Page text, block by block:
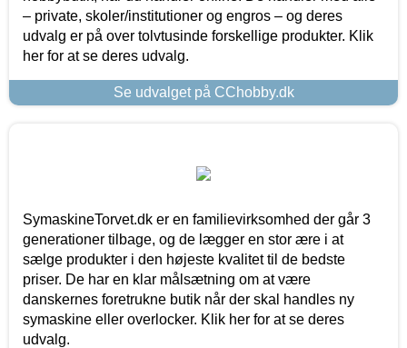
– private, skoler/institutioner og engros – og deres
udvalg er på over tolvtusinde forskellige produkter. Klik
her for at se deres udvalg.
Se udvalget på CChobby.dk
SymaskineTorvet.dk er en familievirksomhed der går 3
generationer tilbage, og de lægger en stor ære i at
sælge produkter i den højeste kvalitet til de bedste
priser. De har en klar målsætning om at være
danskernes foretrukne butik når der skal handles ny
symaskine eller overlocker. Klik her for at se deres
udvalg.